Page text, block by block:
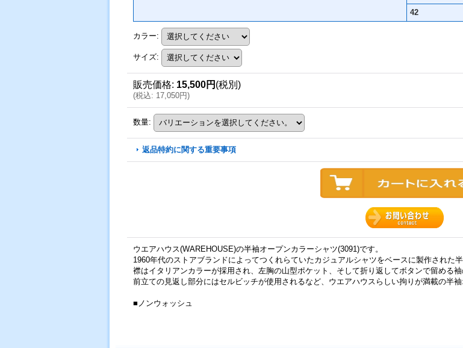
42
カラー:
サイズ:
販売価格: 15,500円 (税別)
(税込: 17,050円)
数量:
返品特約に関する重要事項
ウエアハウス(WAREHOUSE)の半袖オープンカラーシャツ(3091)です。
1960年代のストアブランドによってつくれらていたカジュアルシャツをベースに製作された半
襟はイタリアンカラーが採用され、左胸の山型ポケット、そして折り返してボタンで留める
前立ての見返し部分にはセルビッチが使用されるなど、ウエアハウスらしい拘りが満載の半袖
■ノンウォッシュ